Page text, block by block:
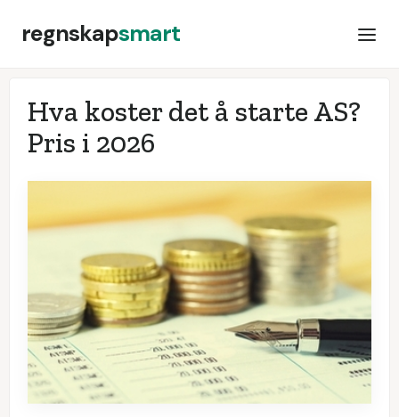
regnskapsmart
Hva koster det å starte AS?
Pris i 2026